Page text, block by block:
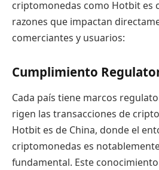
criptomonedas como Hotbit es
razones que impactan
comerciantes y usuarios:
Cumplimiento
Cada país tiene marcos
rigen las transacciones de
Hotbit es de China, donde el
criptomonedas es
fundamental. Este